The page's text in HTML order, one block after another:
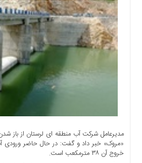
عمومی
اجتماعی
سیاسی
اقتصادی
علمی
آموزشی
دسترسی
مدیرعامل شرکت آب منطقه ای لرستان از باز
خروج آن ۳۸ مترمکعب است.